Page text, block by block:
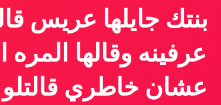
بنتك جايلها عريس
عرفينه وقالها
عشان خاطري